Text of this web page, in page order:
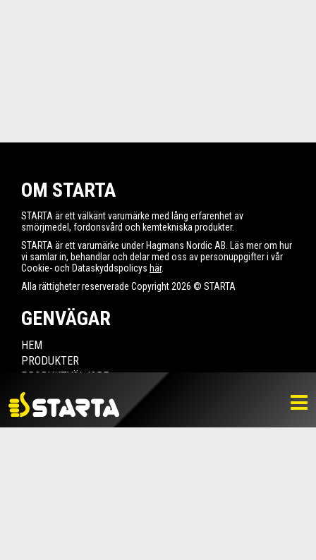
OM STARTA
STARTA är ett välkänt varumärke med lång erfarenhet av
smörjmedel, fordonsvård och kemtekniska produkter.
STARTA är ett varumärke under Hagmans Nordic AB. Läs mer om hur
vi samlar in, behandlar och delar med oss av personuppgifter i vår
Cookie- och Dataskyddspolicys här.
Alla rättigheter reserverade Copyright 2026 © STARTA
GENVÄGAR
HEM
PRODUKTER
PRODUKTVÄLJARE
HITTA ÅTERFÖRSÄLJARE
NYHETER